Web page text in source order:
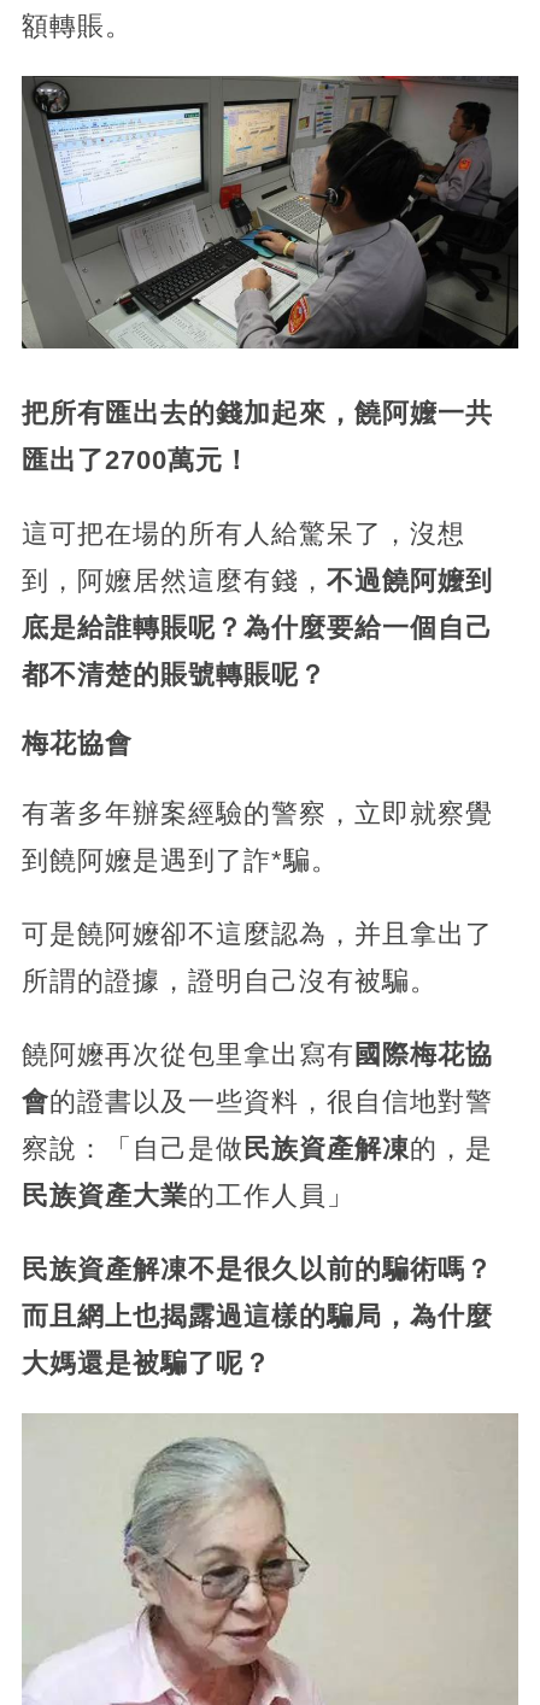
額轉賬。
把所有匯出去的錢加起來，饒阿嬤一共
匯出了2700萬元！
這可把在場的所有人給驚呆了，沒想
到，阿嬤居然這麼有錢， 不過饒阿嬤到
底是給誰轉賬呢？為什麼要給一個自己
都不清楚的賬號轉賬呢？
梅花協會
有著多年辦案經驗的警察，立即就察覺
到饒阿嬤是遇到了詐*騙。
可是饒阿嬤卻不這麼認為，并且拿出了
所謂的證據，證明自己沒有被騙。
饒阿嬤再次從包里拿出寫有 國際梅花協
會的證書以及一些資料，很自信地對警
察說：「自己是做民族資產解凍的，是
民族資產大業的工作人員」
民族資產解凍不是很久以前的騙術嗎？
而且網上也揭露過這樣的騙局，為什麼
大媽還是被騙了呢？